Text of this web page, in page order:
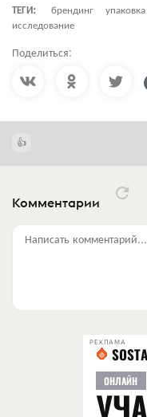
ТЕГИ:
брендинг упаковка
исследование
Поделиться:
Комментарии
Написать комментарий...
РЕКЛАМА